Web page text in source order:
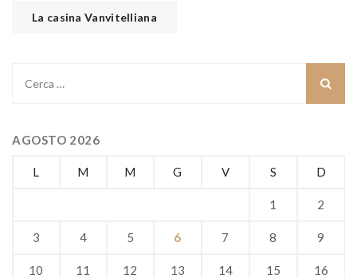
La casina Vanvitelliana
AGOSTO 2026
L M M G V S D
1 2
3 4 5 6 7 8 9
10 11 12 13 14 15 16